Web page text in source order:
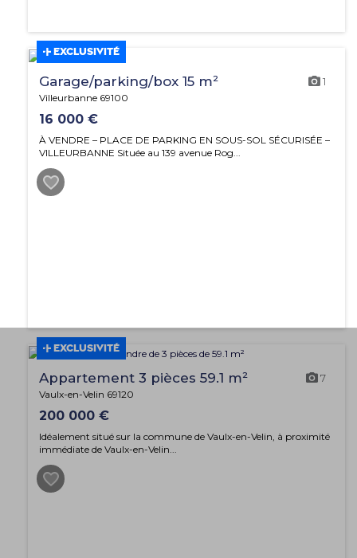
EXCLUSIVITÉ
Garage/parking/box 15 m² 1
Villeurbanne 69100
16 000 €
À VENDRE – PLACE DE PARKING EN SOUS-SOL SÉCURISÉE –
VILLEURBANNE Située au 139 avenue Rog...
EXCLUSIVITÉ
Appartement 3 pièces 59.1 m² 7
Vaulx-en-Velin 69120
200 000 €
Idéalement situé sur la commune de Vaulx-en-Velin, à proximité
immédiate de Vaulx-en-Velin...